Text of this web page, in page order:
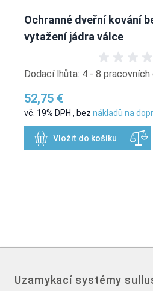
Ochranné dveřní kování
vytažení jádra válce
Dodací lhůta: 4 - 8 pracovních
52,75 €
vč. 19% DPH , bez nákladů na
Vložit do košíku
Uzamykací systémy